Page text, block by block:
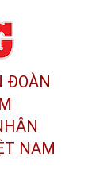
ĐOÀN
NAM